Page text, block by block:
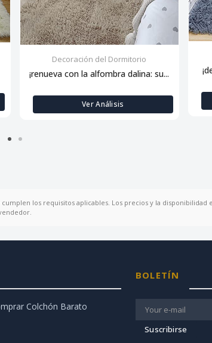
Decoración del Dormitorio
¡renueva con la alfombra dalina: su...
Ver Análisis
los requisitos aplicables. Los precios y la disponibilidad
Colchón Barato
BOLETÍN
Suscribirse